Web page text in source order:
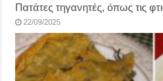
Πατάτες τηγανητές, όπως τις
22/09/2025